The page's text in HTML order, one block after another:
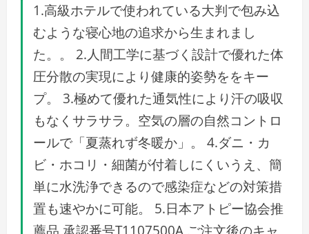
1.高級ホテルで使われている大判で包み込
むような寝心地の追求から生まれまし
た。。 2.人間工学に基づく設計で優れた体
圧分散の実現により健康的姿勢ををキー
プ。 3.極めて優れた通気性により汗の吸収
もなくサラサラ。空気の層の自然コントロ
ールで「夏蒸れず冬暖か」。 4.ダニ・カ
ビ・ホコリ・細菌が付着しにくいうえ、簡
単に水洗浄できるので感染症などの対策措
置も速やかに可能。 5.日本アトピー協会推
薦品 承認番号T1107500A ご注文後のキャ